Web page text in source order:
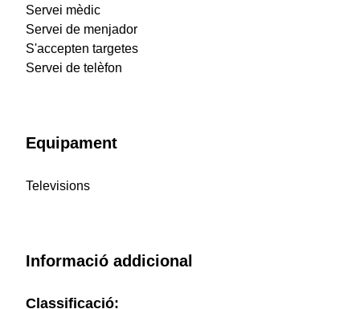
Servei mèdic
Servei de menjador
S'accepten targetes
Servei de telèfon
Equipament
Televisions
Informació addicional
Classificació: